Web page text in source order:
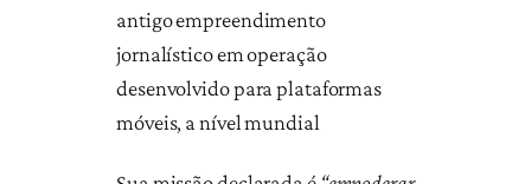
antigo empreendimento
jornalístico em operação
desenvolvido para plataformas
móveis, a nível mundial